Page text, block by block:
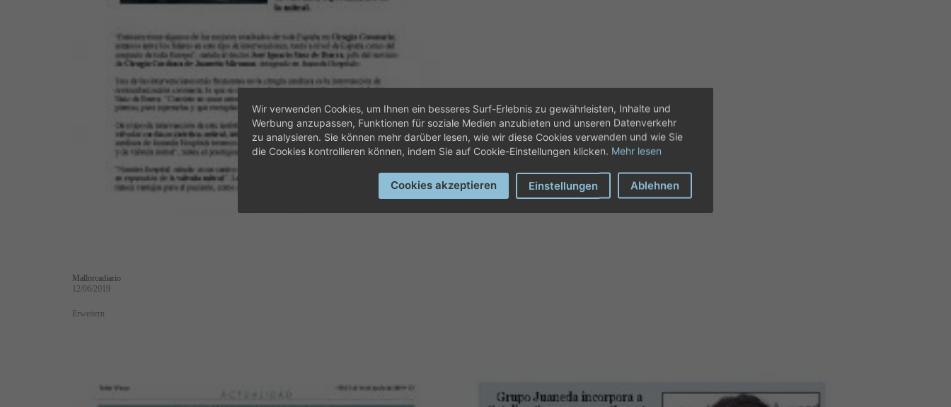
Mallorcadiario
12/06/2019
Erweitern
Wir verwenden Cookies, um Ihnen ein besseres Surf-Erlebnis zu gewährleisten, Inhalte und
Werbung anzupassen, Funktionen für soziale Medien anzubieten und unseren Datenverkehr
zu analysieren. Sie können mehr darüber lesen, wie wir diese Cookies verwenden und wie Sie
die Cookies kontrollieren können, indem Sie auf Cookie-Einstellungen klicken. Mehr lesen
Cookies akzeptieren Einstellungen Ablehnen